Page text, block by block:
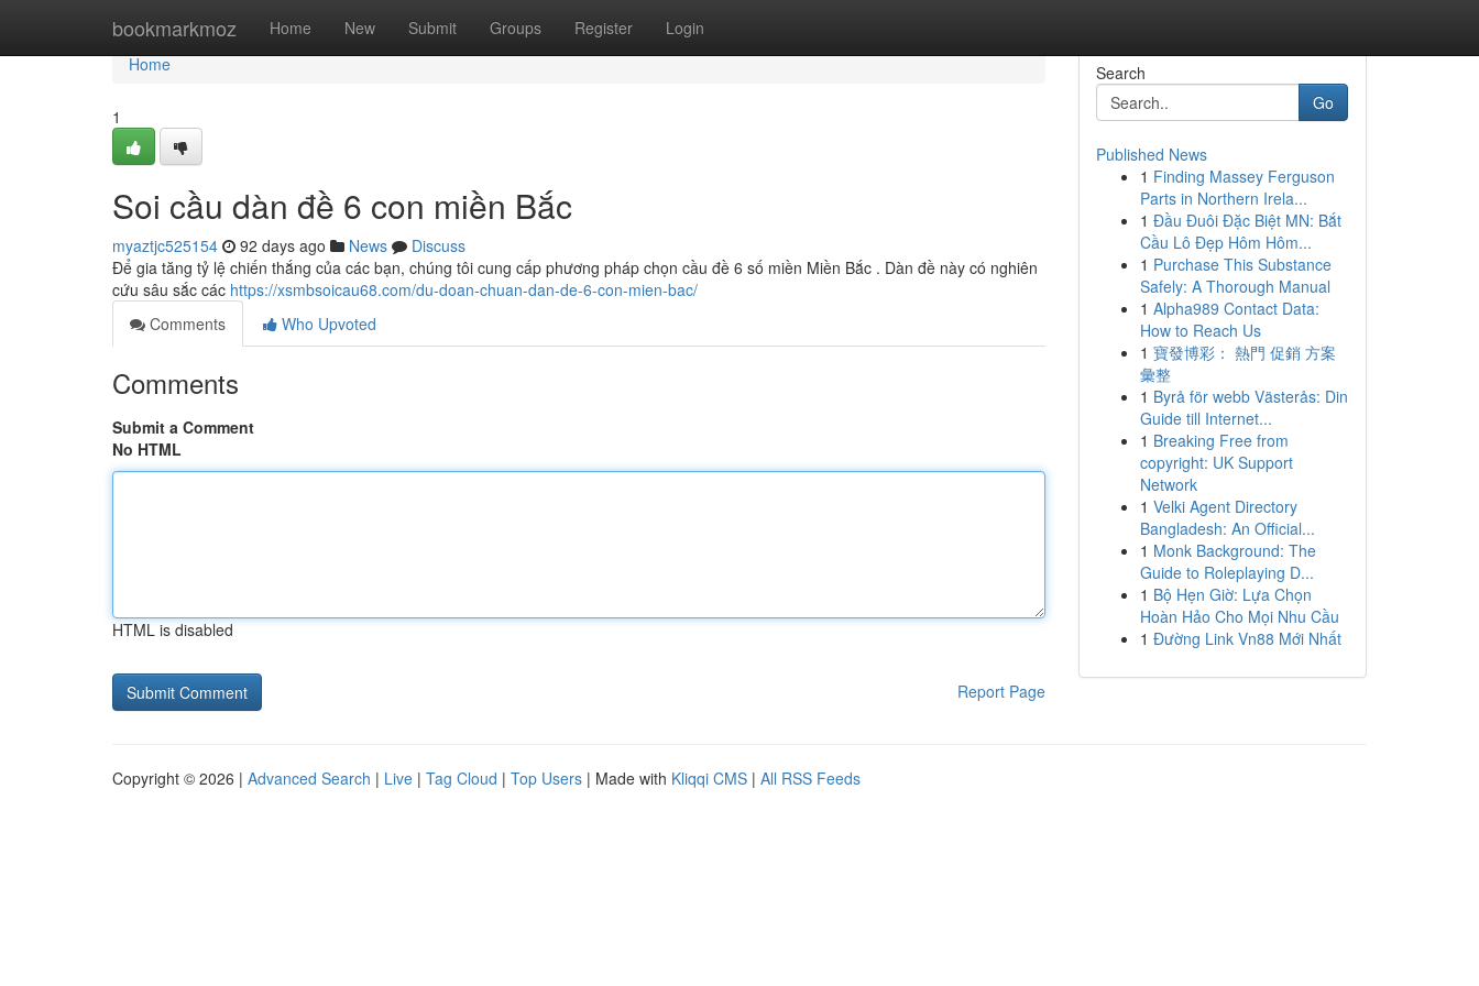
bookmarkmoz Home New Submit Groups Register Login
Home
Home
1
Soi cầu dàn đề 6 con miền Bắc
myaztjc525154 92 days ago News
Discuss
Để gia tăng tỷ lệ chiến thắng của các bạn, chúng tôi cung cấp phương pháp chọn cầu đề 6 số miền Miền Bắc . Dàn đề này có nghiên
cứu sâu sắc các https://xsmbsoicau68.com/du-doan-chuan-dan-de-6-con-mien-bac/
Comments
Who Upvoted
Comments
Submit a Comment
No HTML
HTML is disabled
Report Page
Search
Go
Published News
1 Finding Massey Ferguson
Parts in Northern Irela...
1 Đầu Đuôi Đặc Biệt MN: Bắt
Cầu Lô Đẹp Hôm Hôm...
1 Purchase This Substance
Safely: A Thorough Manual
1 Alpha989 Contact Data:
How to Reach Us
1 寶發博彩： 熱門 促銷 方案
彙整
1 Byrå för webb Västerås: Din
Guide till Internet...
1 Breaking Free from
copyright: UK Support
Network
1 Velki Agent Directory
Bangladesh: An Official...
1 Monk Background: The
Guide to Roleplaying D...
1 Bộ Hẹn Giờ: Lựa Chọn
Hoàn Hảo Cho Mọi Nhu Cầu
1 Đường Link Vn88 Mới Nhất
Copyright © 2026 | Advanced Search | Live | Tag Cloud | Top Users | Made with Kliqqi CMS | All RSS Feeds